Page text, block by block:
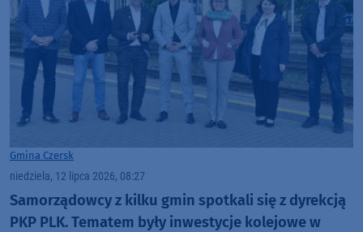
Gmina Czersk
niedziela, 12 lipca 2026, 08:27
Samorządowcy z kilku gmin spotkali się z dyrekcją
PKP PLK. Tematem były inwestycje kolejowe w